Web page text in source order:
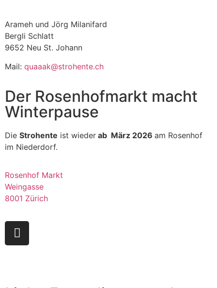
Arameh und Jörg Milanifard
Bergli Schlatt
9652 Neu St. Johann
Mail: quaaak@strohente.ch
Der Rosenhofmarkt macht
Winterpause
Die Strohente ist wieder ab März 2026 am Rosenhof
im Niederdorf.
Rosenhof Markt
Weingasse
8001 Zürich